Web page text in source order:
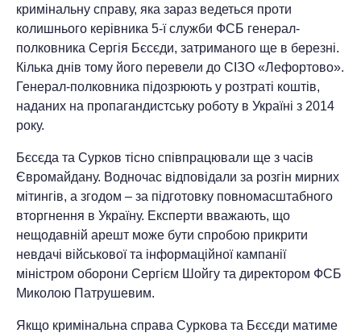
кримінальну справу, яка зараз ведеться проти
колишнього керівника 5-ї служби ФСБ генерал-
полковника Сергія Бєсєди, затриманого ще в березні.
Кілька днів тому його перевели до СІЗО «Лефортово».
Генерал-полковника підозрюють у розтраті коштів,
наданих на пропагандистську роботу в Україні з 2014
року.
Бєсєда та Сурков тісно співпрацювали ще з часів
Євромайдану. Водночас відповідали за розгін мирних
мітингів, а згодом – за підготовку повномасштабного
вторгнення в Україну. Експерти вважають, що
нещодавній арешт може бути спробою прикрити
невдачі військової та інформаційної кампанії
міністром оборони Сергієм Шойгу та директором ФСБ
Миколою Патрушевим.
Якщо кримінальна справа Суркова та Бєсєди матиме